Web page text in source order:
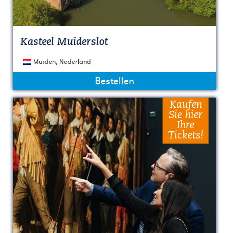
Kasteel Muiderslot
Muiden, Nederland
Bestellen
Kaufen
Sie hier
Ihre
Tickets!